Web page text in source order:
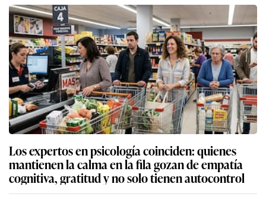
Los expertos en psicología coinciden: quienes
mantienen la calma en la fila gozan de empatía
cognitiva, gratitud y no solo tienen autocontrol